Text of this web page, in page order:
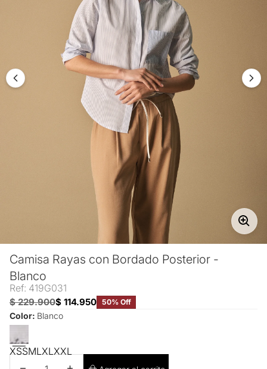
Camisa Rayas con Bordado Posterior -
Blanco
Ref: 419G031
$ 229.900$ 114.950 50% Off
Color: Blanco
XSSML XL XXL